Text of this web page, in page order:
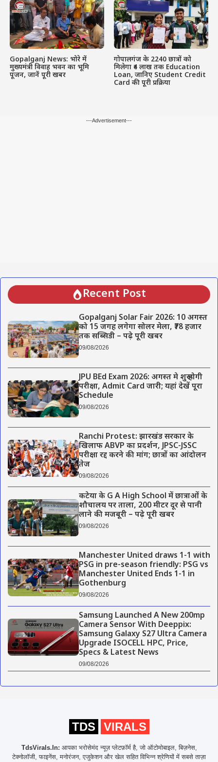
Gopalganj News: भोरे में
मुख्यमंत्री विवाह भवन का भूमि
पूजन, जानें पूरी खबर
गोपालगंज के 2240 छात्रों को
मिलेगा ₹4 लाख तक Education
Loan, जानिए Student Credit
Card की पूरी प्रक्रिया
---Advertisement---
Recent Post
Gopalganj Solar Fair 2026: 10 अगस्त
को 15 जगह लगेगा सोलर मेला, ₹78 हजार
तक सब्सिडी – पढ़े पूरी खबर
09/08/2026
JPU BEd Exam 2026: अगस्त मे शुरू होगी
परीक्षा, Admit Card जारी; यहां देखें पूरा
Schedule
09/08/2026
Ranchi Protest: झारखंड सरकार के
खिलाफ ABVP का प्रदर्शन, JPSC-JSSC
परीक्षा रद्द करने की मांग; छात्रों का आंदोलन
तेज
09/08/2026
कटेया के G A High School में छात्राओं के
शौचालय पर ताला, 200 मीटर दूर से पानी
लाने की मजबूरी – पढ़े पूरी खबर
09/08/2026
Manchester United draws 1-1 with
PSG in pre-season friendly: PSG vs
Manchester United Ends 1-1 in
Gothenburg
09/08/2026
Samsung Launched A New 200mp
Camera Sensor With Deeppix:
Samsung Galaxy S27 Ultra Camera
Upgrade ISOCELL HPC, Price,
Specs & Latest News
09/08/2026
TDS VIRALS
TdsVirals.In: आपका भरोसेमंद न्यूज़ प्लेटफ़ॉर्म है, जो ऑटोमोबाइल, बिज़नेस,
टेक्नोलॉजी, फाइनेंस, मनोरंजन, एजुकेशन और खेल सहित विभिन्न श्रेणियों में सबसे ताज़ा